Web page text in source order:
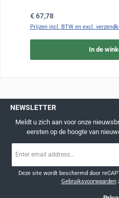
Normale prijs:
€ 67,78
Prijzen incl. BTW en excl.
In de
NEWSLETTER
Meldt u zich aan voor onze
eersten op de hoogte van
mailadres
Deze site wordt beschermd door
Gebruiksvoorwaarden